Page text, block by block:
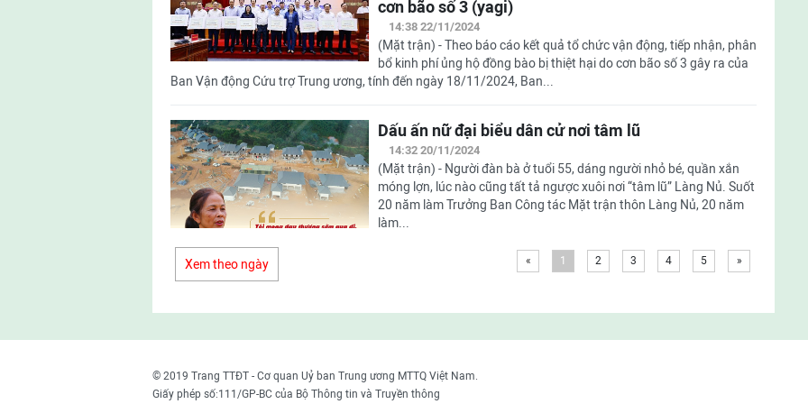
cơn bão số 3 (yagi)
14:38 22/11/2024
(Mặt trận) - Theo báo cáo kết quả tổ chức vận động, tiếp nhận, phân
bổ kinh phí ủng hộ đồng bào bị thiệt hại do cơn bão số 3 gây ra của
Ban Vận động Cứu trợ Trung ương, tính đến ngày 18/11/2024, Ban...
Dấu ấn nữ đại biểu dân cử nơi tâm lũ
14:32 20/11/2024
(Mặt trận) - Người đàn bà ở tuổi 55, dáng người nhỏ bé, quần xắn
móng lợn, lúc nào cũng tất tả ngược xuôi nơi “tâm lũ” Làng Nủ. Suốt
20 năm làm Trưởng Ban Công tác Mặt trận thôn Làng Nủ, 20 năm
làm...
Xem theo ngày « 1 2 3 4 5 »
© 2019 Trang TTĐT - Cơ quan Uỷ ban Trung ương MTTQ Việt Nam.
Giấy phép số:111/GP-BC của Bộ Thông tin và Truyền thông